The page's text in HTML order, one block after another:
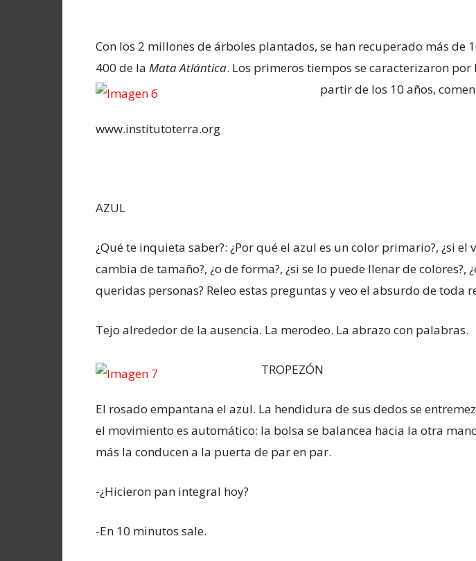
Con los 2 millones de árboles plantados, se han recuperado más de
400 de la Mata Atlántica. Los primeros tiempos se caracterizaron por
partir de los 10 años,
www.institutoterra.org
AZUL
¿Qué te inquieta saber?: ¿Por qué el azul es un color primario?, ¿si el
cambia de tamaño?, ¿o de forma?, ¿si se lo puede llenar de colores?,
queridas personas? Releo estas preguntas y veo el absurdo de toda
Tejo alrededor de la ausencia. La merodeo. La abrazo con palabras.
TROPEZÓN
El rosado empantana el azul. La hendidura de sus dedos se
el movimiento es automático: la bolsa se balancea hacia la otra
más la conducen a la puerta de par en par.
-¿Hicieron pan integral hoy?
-En 10 minutos sale.